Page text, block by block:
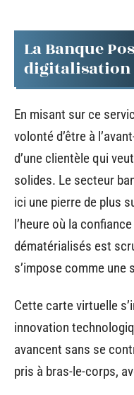
La Banque
digitalisation
En misant sur ce
volonté d’être à
d’une clientèle qui
solides. Le secteur
ici une pierre de plus
l’heure où la
dématérialisés est
s’impose comme une
Cette carte virtuelle
innovation
avancent sans se
pris à bras-le-corps,